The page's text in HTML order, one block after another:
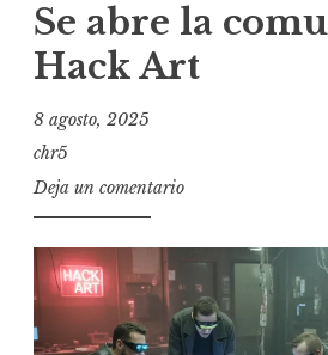
Se abre la
Hack Art
8 agosto, 2025
chr5
Deja un comentario